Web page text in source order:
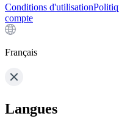
Conditions d'utilisation
compte
Français
Langues